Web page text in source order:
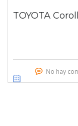
TOYOTA
No hay